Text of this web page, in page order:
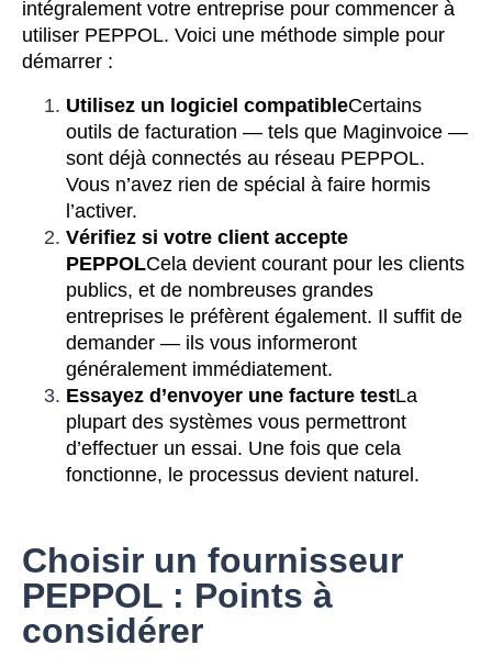
intégralement votre entreprise pour commencer à
utiliser PEPPOL. Voici une méthode simple pour
démarrer :
Utilisez un logiciel compatibleCertains
outils de facturation — tels que Maginvoice —
sont déjà connectés au réseau PEPPOL.
Vous n’avez rien de spécial à faire hormis
l’activer.
Vérifiez si votre client accepte
PEPPOLCela devient courant pour les clients
publics, et de nombreuses grandes
entreprises le préfèrent également. Il suffit de
demander — ils vous informeront
généralement immédiatement.
Essayez d’envoyer une facture testLa
plupart des systèmes vous permettront
d’effectuer un essai. Une fois que cela
fonctionne, le processus devient naturel.
Choisir un fournisseur
PEPPOL : Points à
considérer